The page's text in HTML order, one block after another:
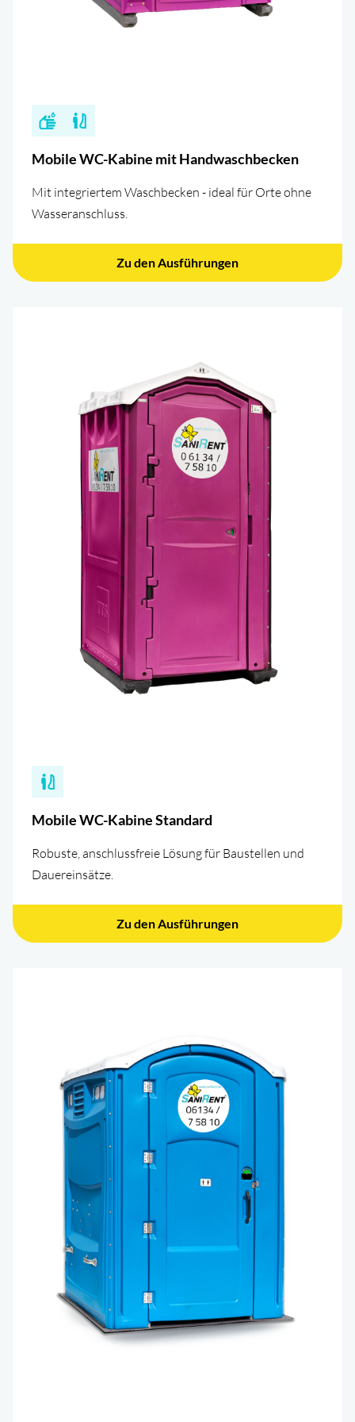
Mobile WC-Kabine mit Handwaschbecken
Mit integriertem Waschbecken - ideal für Orte ohne
Wasseranschluss.
Zu den Ausführungen
Mobile WC-Kabine Standard
Robuste, anschlussfreie Lösung für Baustellen und
Dauereinsätze.
Zu den Ausführungen